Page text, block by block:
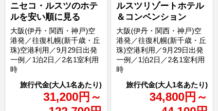
ニセコ・ルスツのホテ
ルを安い順に見る
31,200円 ～
大阪(伊丹・関西・神戸)空
港発／往復札幌(新千歳・丘
珠)空港利用／9月29日出発
一例／1泊2日／2名1室利用
時
ルスツリゾートホテル
＆コンベンション
34,800円 ～
大阪(伊丹・関西・神戸)空
港発／往復札幌(新千歳・丘
珠)空港利用／9月29日出発
一例／1泊2日／2名1室利用
時